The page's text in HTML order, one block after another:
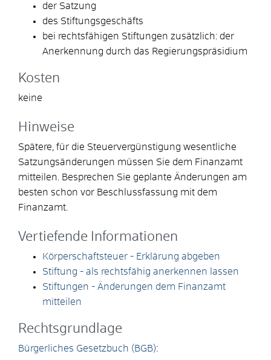
der Satzung
des Stiftungsgeschäfts
bei rechtsfähigen Stiftungen zusätzlich: der
Anerkennung durch das Regierungspräsidium
Kosten
keine
Hinweise
Spätere, für die Steuervergünstigung wesentliche
Satzungsänderungen müssen Sie dem Finanzamt
mitteilen. Besprechen Sie geplante Änderungen am
besten schon vor Beschlussfassung mit dem
Finanzamt.
Vertiefende Informationen
Körperschaftsteuer - Erklärung abgeben
Stiftung - als rechtsfähig anerkennen lassen
Stiftungen - Änderungen dem Finanzamt
mitteilen
Rechtsgrundlage
Bürgerliches Gesetzbuch (BGB):